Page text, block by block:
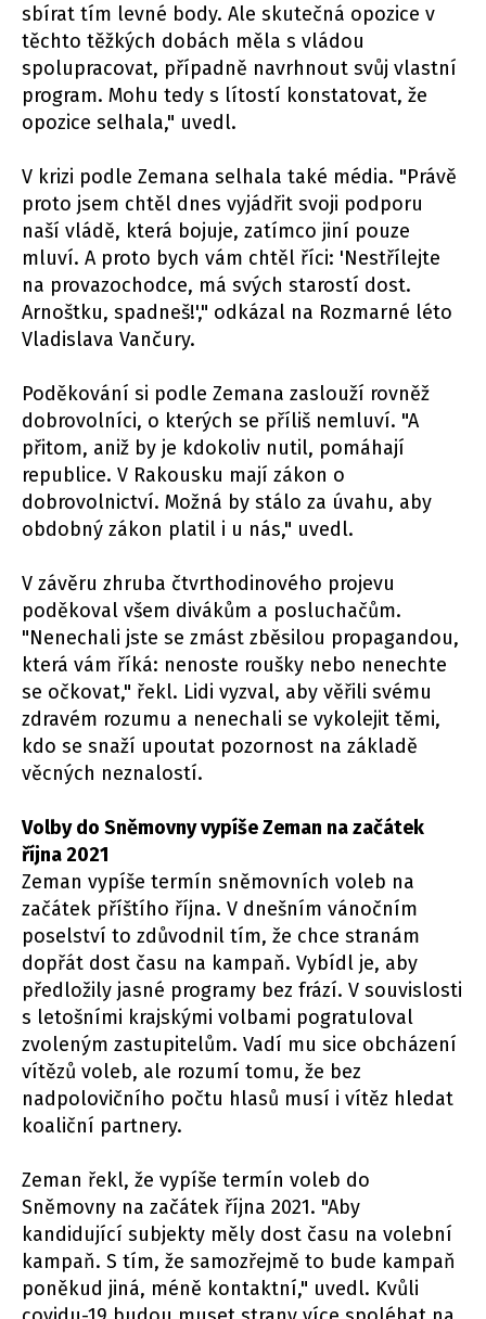
sbírat tím levné body. Ale skutečná opozice v
těchto těžkých dobách měla s vládou
spolupracovat, případně navrhnout svůj vlastní
program. Mohu tedy s lítostí konstatovat, že
opozice selhala," uvedl.
V krizi podle Zemana selhala také média. "Právě
proto jsem chtěl dnes vyjádřit svoji podporu
naší vládě, která bojuje, zatímco jiní pouze
mluví. A proto bych vám chtěl říci: 'Nestřílejte
na provazochodce, má svých starostí dost.
Arnoštku, spadneš!'," odkázal na Rozmarné léto
Vladislava Vančury.
Poděkování si podle Zemana zaslouží rovněž
dobrovolníci, o kterých se příliš nemluví. "A
přitom, aniž by je kdokoliv nutil, pomáhají
republice. V Rakousku mají zákon o
dobrovolnictví. Možná by stálo za úvahu, aby
obdobný zákon platil i u nás," uvedl.
V závěru zhruba čtvrthodinového projevu
poděkoval všem divákům a posluchačům.
"Nenechali jste se zmást zběsilou propagandou,
která vám říká: nenoste roušky nebo nenechte
se očkovat," řekl. Lidi vyzval, aby věřili svému
zdravém rozumu a nenechali se vykolejit těmi,
kdo se snaží upoutat pozornost na základě
věcných neznalostí.
Volby do Sněmovny vypíše Zeman na začátek
října 2021
Zeman vypíše termín sněmovních voleb na
začátek příštího října. V dnešním vánočním
poselství to zdůvodnil tím, že chce stranám
dopřát dost času na kampaň. Vybídl je, aby
předložily jasné programy bez frází. V souvislosti
s letošními krajskými volbami pogratuloval
zvoleným zastupitelům. Vadí mu sice obcházení
vítězů voleb, ale rozumí tomu, že bez
nadpolovičního počtu hlasů musí i vítěz hledat
koaliční partnery.
Zeman řekl, že vypíše termín voleb do
Sněmovny na začátek října 2021. "Aby
kandidující subjekty měly dost času na volební
kampaň. S tím, že samozřejmě to bude kampaň
poněkud jiná, méně kontaktní," uvedl. Kvůli